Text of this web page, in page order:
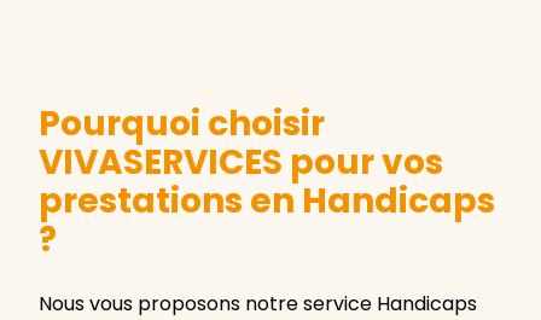
Pourquoi choisir
VIVASERVICES pour vos
prestations en Handicaps
?
Nous vous proposons notre service Handicaps